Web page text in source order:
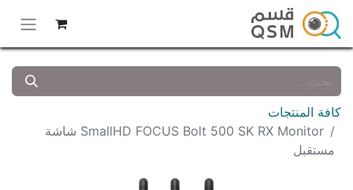
كافة المنتجات
SmallHD FOCUS Bolt 500 SK RX Monitor شاشة
مستقبل